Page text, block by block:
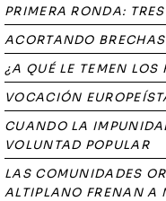
PRIMERA RONDA:
ACORTANDO
¿A QUÉ LE TEMEN LOS
VOCACIÓN
CUANDO LA
VOLUNTAD POPULAR
LAS COMUNIDADES
ALTIPLANO FRENAN A